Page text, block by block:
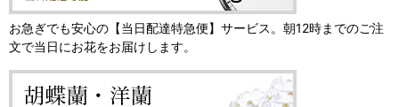
お急ぎでも安心の【当日配達特急便】サービス。朝12時までのご注
文で当日にお花をお届けします。